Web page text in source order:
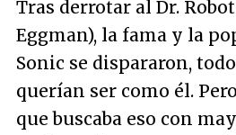
Tras derrotar al Dr.
Eggman), la fama y la
Sonic se dispararon,
querían ser como él.
que buscaba eso con